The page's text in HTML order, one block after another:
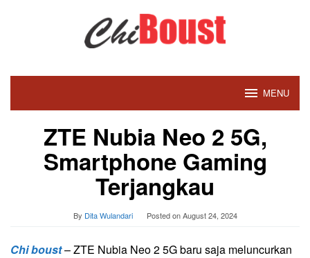
MENU
ZTE Nubia Neo 2 5G,
Smartphone Gaming
Terjangkau
By Dita Wulandari Posted onAugust 24, 2024
Chi boust– ZTE Nubia Neo 2 5G baru saja meluncurkan